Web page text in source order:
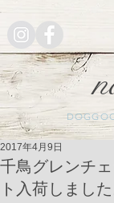
千鳥グレンチ
ト入荷しました
2017年4月9日